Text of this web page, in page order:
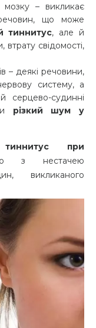
мозку – викликає
що може
тиннитус, але й
втрату свідомості,
– деякі речовини,
систему, а
серцево-судинні
різкий шум у
тиннитус при
з нестачею
викликаного